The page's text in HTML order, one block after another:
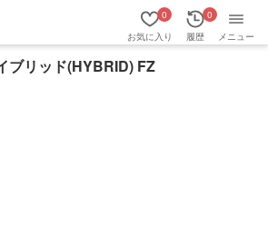
お気に入り
0
履歴
0
メニュー
ブリッド(HYBRID) FZ